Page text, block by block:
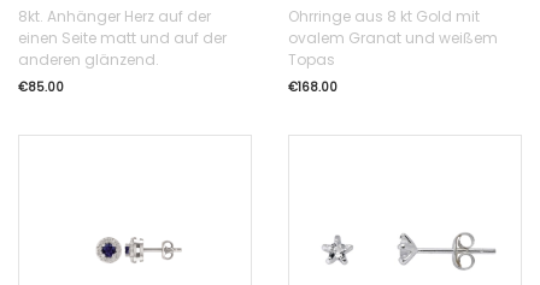
8kt. Anhänger Herz auf der
einen Seite matt und auf der
anderen glänzend.
€85.00
Ohrringe aus 8 kt Gold mit
ovalem Granat und weißem
Topas
€168.00